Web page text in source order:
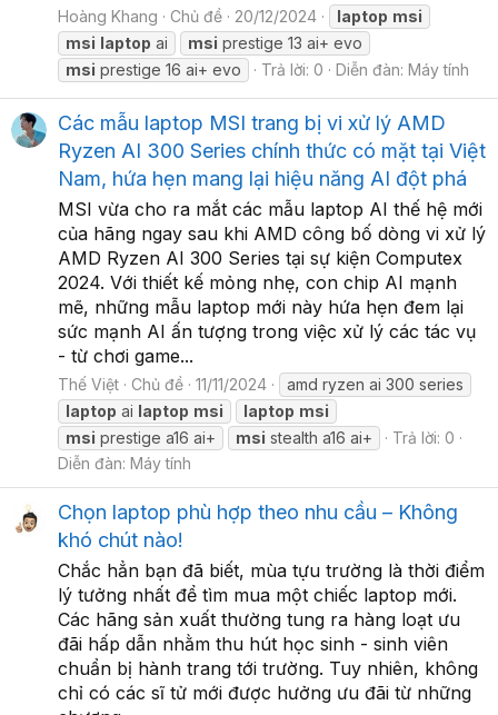
Hoàng Khang Chủ đề 20/12/2024 laptop msi
msi laptop ai msi prestige 13 ai+ evo
msi prestige 16 ai+ evo Trả lời: 0 Diễn đàn: Máy tính
Các mẫu laptop MSI trang bị vi xử lý AMD
Ryzen AI 300 Series chính thức có mặt tại Việt
Nam, hứa hẹn mang lại hiệu năng AI đột phá
MSI vừa cho ra mắt các mẫu laptop AI thế hệ mới
của hãng ngay sau khi AMD công bố dòng vi xử lý
AMD Ryzen AI 300 Series tại sự kiện Computex
2024. Với thiết kế mỏng nhẹ, con chip AI mạnh
mẽ, những mẫu laptop mới này hứa hẹn đem lại
sức mạnh AI ấn tượng trong việc xử lý các tác vụ
- từ chơi game...
Thế Việt Chủ đề 11/11/2024
amd ryzen ai 300 series
laptop ai laptop msi laptop msi
msi prestige a16 ai+ msi stealth a16 ai+
Trả lời: 0
Diễn đàn: Máy tính
Chọn laptop phù hợp theo nhu cầu – Không
khó chút nào!
Chắc hẳn bạn đã biết, mùa tựu trường là thời điểm
lý tưởng nhất để tìm mua một chiếc laptop mới.
Các hãng sản xuất thường tung ra hàng loạt ưu
đãi hấp dẫn nhằm thu hút học sinh - sinh viên
chuẩn bị hành trang tới trường. Tuy nhiên, không
chỉ có các sĩ tử mới được hưởng ưu đãi từ những